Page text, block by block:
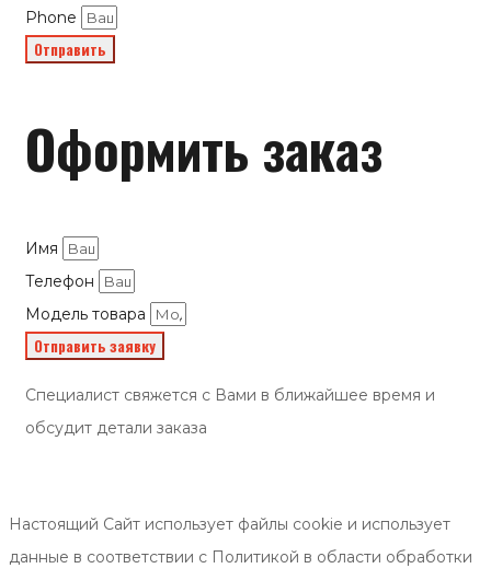
Phone
Отправить
Оформить заказ
Имя
Телефон
Модель товара
Отправить заявку
Специалист свяжется с Вами в ближайшее время и
обсудит детали заказа
Настоящий Сайт использует файлы cookie и использует
данные в соответствии с Политикой в области обработки